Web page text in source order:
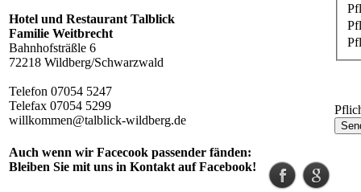
Hotel und Restaurant Talblick
Familie Weitbrecht
Bahnhofsträßle 6
72218 Wildberg/Schwarzwald
Telefon 07054 5247
Telefax 07054 5299
willkommen@talblick-wildberg.de
Auch wenn wir Facecook passender fänden:
Bleiben Sie mit uns in Kontakt auf Facebook!